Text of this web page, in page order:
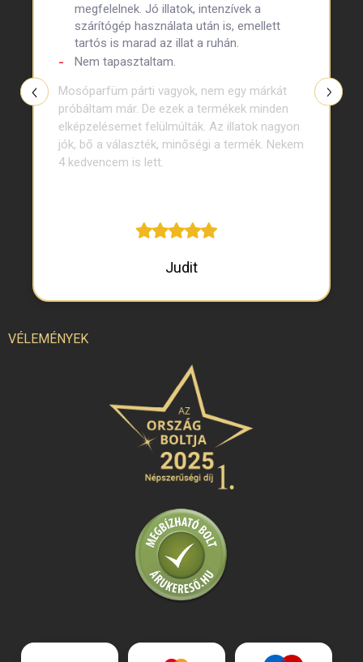
megfelelnek. Jó illatok, intenzívek a
szárítógép használata után is, emellett
tartós is marad az illat a ruhán.
Nem tapasztaltam.
Mosóparfüm párti vagyok, nem egy márkát
próbáltam már. De ezek a termékek minden
elképzelésemet felülmúlták. Az illatok nagyon
jók, bő a választék, minőségi a termék. Nekem
4 kedvencem is lett.
Judit
VÉLEMÉNYEK